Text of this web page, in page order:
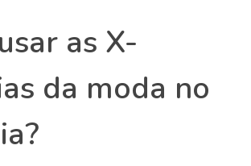
as X-
da moda no